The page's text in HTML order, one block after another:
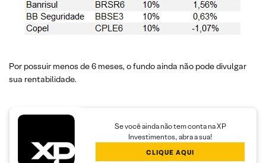
Por possuir menos de 6 meses, o fundo ainda não pode divulgar
sua rentabilidade.
Se você ainda não tem conta na XP
Investimentos, abra a sua!
CLIQUE AQUI